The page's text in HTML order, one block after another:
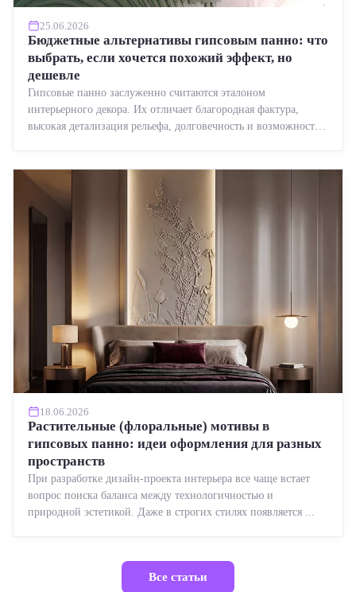
25.06.2026
Бюджетные альтернативы гипсовым панно: что
выбрать, если хочется похожий эффект, но
дешевле
Гипсовые панно заслуженно считаются эталоном
интерьерного декора. Их отличает благородная фактура,
высокая детализация рельефа, долговечность и возможность
18.06.2026
Растительные (флоральные) мотивы в
гипсовых панно: идеи оформления для разных
пространств
При разработке дизайн-проекта интерьера все чаще встает
вопрос поиска баланса между технологичностью и
природной эстетикой. Даже в строгих стилях появляется ...
Все статьи